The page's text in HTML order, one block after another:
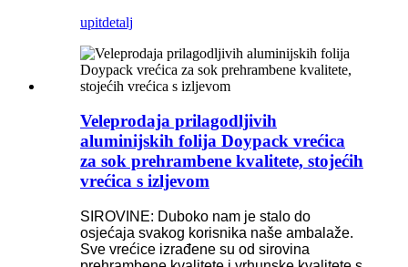
upitdetalj
Veleprodaja prilagodljivih
aluminijskih folija Doypack vrećica
za sok prehrambene kvalitete, stojećih
vrećica s izljevom
SIROVINE: Duboko nam je stalo do
osjećaja svakog korisnika naše ambalaže.
Sve vrećice izrađene su od sirovina